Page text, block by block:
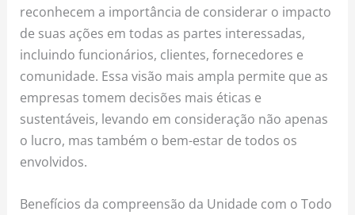
reconhecem a importância de considerar o impacto
de suas ações em todas as partes interessadas,
incluindo funcionários, clientes, fornecedores e
comunidade. Essa visão mais ampla permite que as
empresas tomem decisões mais éticas e
sustentáveis, levando em consideração não apenas
o lucro, mas também o bem-estar de todos os
envolvidos.
Benefícios da compreensão da Unidade com o Todo